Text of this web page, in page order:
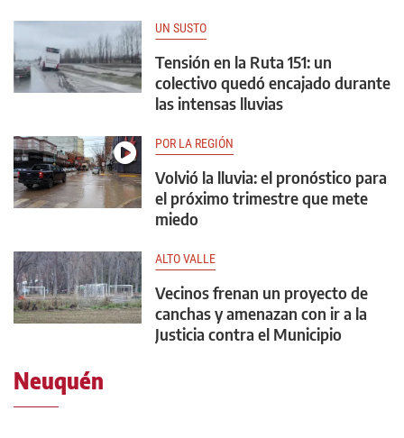
UN SUSTO
Tensión en la Ruta 151: un
colectivo quedó encajado durante
las intensas lluvias
POR LA REGIÓN
Volvió la lluvia: el pronóstico para
el próximo trimestre que mete
miedo
ALTO VALLE
Vecinos frenan un proyecto de
canchas y amenazan con ir a la
Justicia contra el Municipio
Neuquén